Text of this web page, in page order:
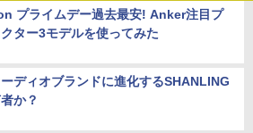
プライムデー過去最安! Anker注目プ
ター3モデルを使ってみた
ディオブランドに進化するSHANLING
か？